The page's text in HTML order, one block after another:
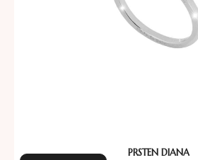
PRSTEN DIANA